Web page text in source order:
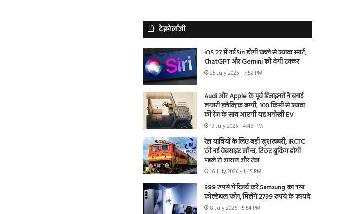
टेक्नोलॉजी
iOS 27 में नई Siri होगी पहले से ज्यादा स्मार्ट,
ChatGPT और Gemini को देगी टक्कर
25 July 2026 - 7:52 PM
Audi और Apple के पूर्व डिजाइनरों ने बनाई
लग्जरी इलेक्ट्रिक बग्गी, 100 किमी से ज्यादा
की रेंज के साथ आएगी यह अनोखी EV
19 July 2026 - 4:48 PM
रेल यात्रियों के लिए बड़ी खुशखबरी, IRCTC
की नई वेबसाइट लॉन्च, टिकट बुकिंग होगी
पहले से आसान और तेज
16 July 2026 - 1:45 PM
999 रुपये में रिजर्व करें Samsung का नया
फोल्डेबल फोन, मिलेंगे 2799 रुपये के फायदे
8 July 2026 - 5:54 PM